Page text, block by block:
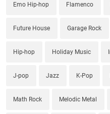
Emo Hip-hop Flamenco
Future House Garage Rock
Hip-hop Holiday Music
J-pop Jazz K-Pop
Math Rock Melodic Metal